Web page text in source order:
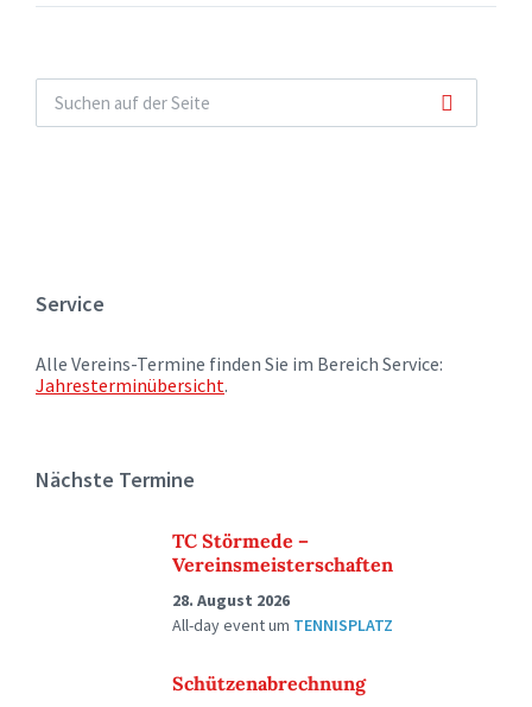
Service
Alle Vereins-Termine finden Sie im Bereich Service:
Jahresterminübersicht.
Nächste Termine
TC Störmede –
Vereinsmeisterschaften
28. August 2026
All-day eventum TENNISPLATZ
Schützenabrechnung